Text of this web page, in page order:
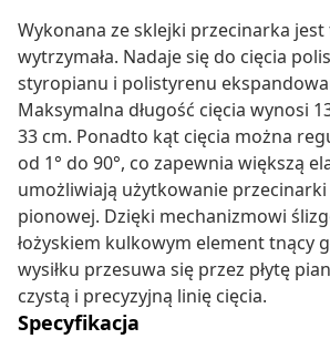
Wykonana ze sklejki przecinarka jest
wytrzymała. Nadaje się do cięcia
styropianu i polistyrenu
Maksymalna długość cięcia wynosi
33 cm. Ponadto kąt cięcia można
od 1° do 90°, co zapewnia większą
umożliwiają użytkowanie przecinarki
pionowej. Dzięki mechanizmowi
łożyskiem kulkowym element tnący
wysiłku przesuwa się przez płytę
czystą i precyzyjną linię cięcia.
Specyfikacja